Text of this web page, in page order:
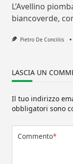
L’Avellino
biancoverde,
Pietro De Conciliis
LASCIA UN
Il tuo indirizzo
obbligatori sono
Commento*